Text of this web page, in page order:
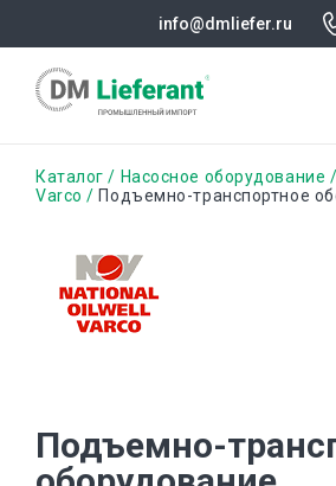
содержанию
info@dmliefer.ru
Строка
Каталог Насосное оборудование
Varco
Подъемно-транспортное
Подъемно-